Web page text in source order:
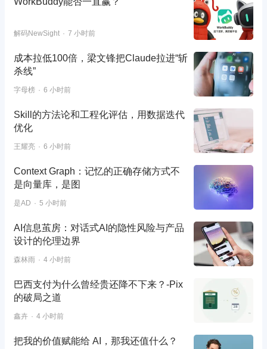
解码NewSight 7 小时前
成本拉低100倍，梁文锋把Claude拉进“斩
杀线”
字母榜 6 小时前
Skill的方法论和工程化评估，用数据迭代
优化
王耀亮 6 小时前
Context Graph：记忆的正确存储方式不
是向量库，是图
是AD 5 小时前
AI信息茧房：对话式AI的隐性风险与产品
设计的伦理边界
森林雨 4 小时前
巴西支付为什么曾经贵还降不下来？-Pix
的破局之道
鑫卉 4 小时前
把我的价值赋能给 AI，那我还值什么？